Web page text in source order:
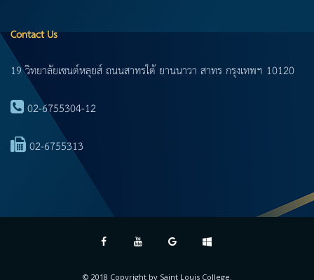
Contact Us
19 วิทยาลัยเซนต์หลุยส์ ถนนสาทรใต้ ยานนาวา สาทร กรุงเทพฯ 10120
02-6755304-12
02-6755313
© 2018 Copyright by Saint Louis College